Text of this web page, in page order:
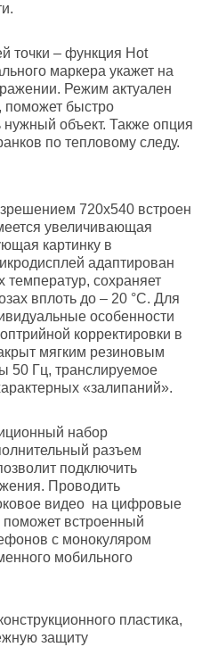
точки – функция Hot
маркера укажет на
Режим актуален
поможет быстро
нужный объект. Также опция
по тепловому следу.
720х540 встроен
увеличивающая
картинку в
адаптирован
температур, сохраняет
вплоть до – 20 °С. Для
особенности
корректировки в
мягким резиновым
50 Гц, транслируемое
«залипаний».
набор
разъем
подключить
Проводить
видео на цифровые
встроенный
с монокуляром
мобильного
пластика,
защиту